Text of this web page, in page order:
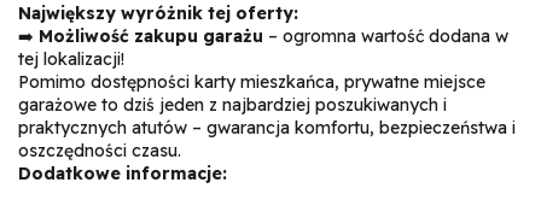
Największy wyróżnik tej oferty:
➡️ Możliwość zakupu garażu – ogromna wartość dodana w
tej lokalizacji!
Pomimo dostępności karty mieszkańca, prywatne miejsce
garażowe to dziś jeden z najbardziej poszukiwanych i
praktycznych atutów – gwarancja komfortu, bezpieczeństwa i
oszczędności czasu.
Dodatkowe informacje: